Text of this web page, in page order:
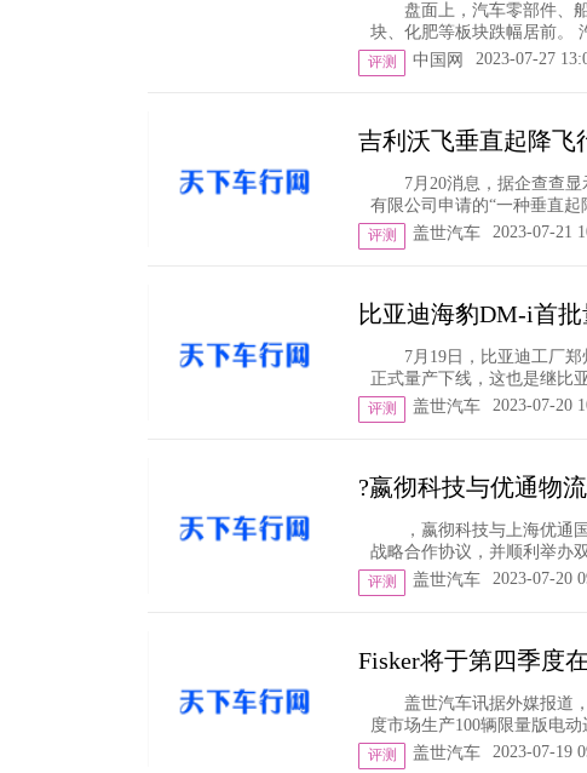
盘面上，汽车零部件、
块、化肥等板块跌幅居前。
评测 中国网 2023-07-27
吉利沃飞垂直起降飞
7月20消息，据企查查
有限公司申请的“一种垂直
评测 盖世汽车 2023-07-21
比亚迪海豹DM-i首
7月19日，比亚迪工厂
正式量产下线，这也是继比
评测 盖世汽车 2023-07-20
?嬴彻科技与优通物
，嬴彻科技与上海优通
战略合作协议，并顺利举办
评测 盖世汽车 2023-07-20
Fisker将于第四季度
盖世汽车讯据外媒报道
度市场生产100辆限量版电
评测 盖世汽车 2023-07-19